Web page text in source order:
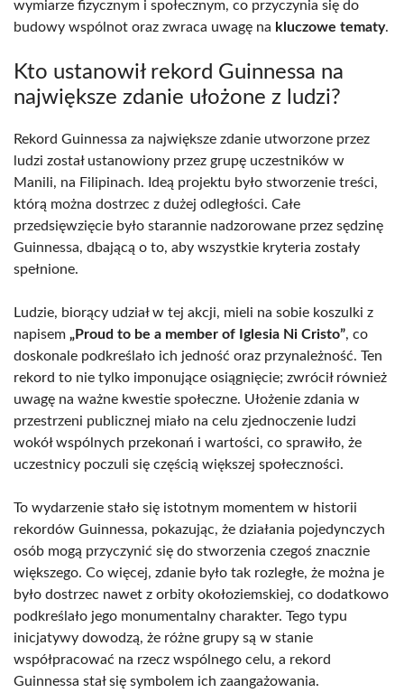
wymiarze fizycznym i społecznym, co przyczynia się do
budowy wspólnot oraz zwraca uwagę na kluczowe tematy.
Kto ustanowił rekord Guinnessa na
największe zdanie ułożone z ludzi?
Rekord Guinnessa za największe zdanie utworzone przez
ludzi został ustanowiony przez grupę uczestników w
Manili, na Filipinach. Ideą projektu było stworzenie treści,
którą można dostrzec z dużej odległości. Całe
przedsięwzięcie było starannie nadzorowane przez sędzinę
Guinnessa, dbającą o to, aby wszystkie kryteria zostały
spełnione.
Ludzie, biorący udział w tej akcji, mieli na sobie koszulki z
napisem „Proud to be a member of Iglesia Ni Cristo”, co
doskonale podkreślało ich jedność oraz przynależność. Ten
rekord to nie tylko imponujące osiągnięcie; zwrócił również
uwagę na ważne kwestie społeczne. Ułożenie zdania w
przestrzeni publicznej miało na celu zjednoczenie ludzi
wokół wspólnych przekonań i wartości, co sprawiło, że
uczestnicy poczuli się częścią większej społeczności.
To wydarzenie stało się istotnym momentem w historii
rekordów Guinnessa, pokazując, że działania pojedynczych
osób mogą przyczynić się do stworzenia czegoś znacznie
większego. Co więcej, zdanie było tak rozległe, że można je
było dostrzec nawet z orbity okołoziemskiej, co dodatkowo
podkreślało jego monumentalny charakter. Tego typu
inicjatywy dowodzą, że różne grupy są w stanie
współpracować na rzecz wspólnego celu, a rekord
Guinnessa stał się symbolem ich zaangażowania.